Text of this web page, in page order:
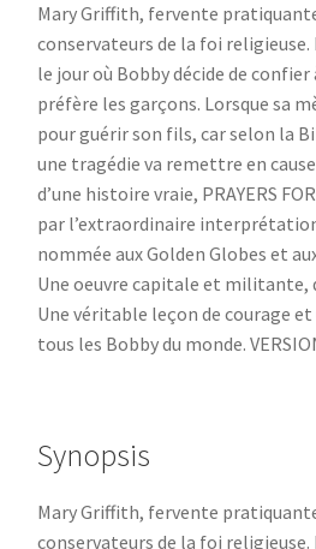
Mary Griffith, fervente
conservateurs de la foi
le jour où Bobby décide de
préfère les garçons. Lorsque sa
pour guérir son fils, car selon la
une tragédie va remettre en
d’une histoire vraie, PRAYERS
par l’extraordinaire
nommée aux Golden Globes et
Une oeuvre capitale et militante,
Une véritable leçon de courage
tous les Bobby du monde.
Synopsis
Mary Griffith, fervente
conservateurs de la foi